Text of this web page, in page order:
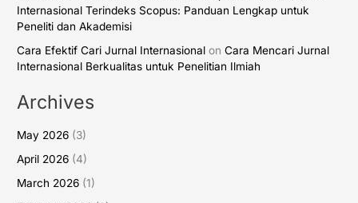
Internasional Terindeks Scopus: Panduan Lengkap untuk
Peneliti dan Akademisi
Cara Efektif Cari Jurnal Internasional onCara Mencari Jurnal
Internasional Berkualitas untuk Penelitian Ilmiah
Archives
May 2026 (3)
April 2026 (4)
March 2026 (1)